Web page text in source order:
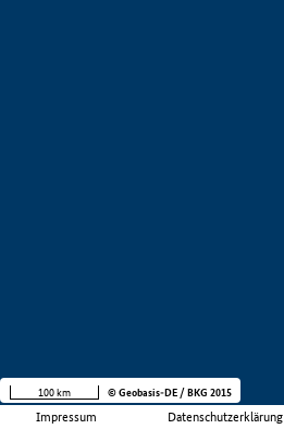
Impressum Datenschutzerklärung
100 km © Geobasis-DE / BKG 2015